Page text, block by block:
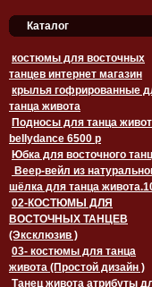
Каталог
костюмы для восточных
танцев интернет магазин
крылья гофрированные
танца живота
Подносы для танца
bellydance 6500 p
Юбка для восточного
Веер-вейл из
шёлка для танца
02-КОСТЮМЫ ДЛЯ
ВОСТОЧНЫХ ТАНЦЕВ
(Эксклюзив )
03- костюмы для танца
живота (Простой дизайн )
Танец живота атрибуты